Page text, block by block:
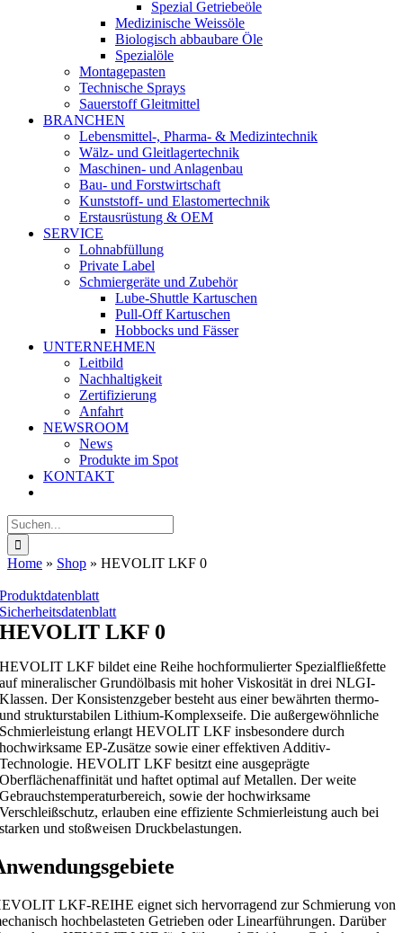
Spezial Getriebeöle
Medizinische Weissöle
Biologisch abbaubare Öle
Spezialöle
Montagepasten
Technische Sprays
Sauerstoff Gleitmittel
BRANCHEN
Lebensmittel-, Pharma- & Medizintechnik
Wälz- und Gleitlagertechnik
Maschinen- und Anlagenbau
Bau- und Forstwirtschaft
Kunststoff- und Elastomertechnik
Erstausrüstung & OEM
SERVICE
Lohnabfüllung
Private Label
Schmiergeräte und Zubehör
Lube-Shuttle Kartuschen
Pull-Off Kartuschen
Hobbocks und Fässer
UNTERNEHMEN
Leitbild
Nachhaltigkeit
Zertifizierung
Anfahrt
NEWSROOM
News
Produkte im Spot
KONTAKT
Suche
nach:
Home » Shop » HEVOLIT LKF 0
Produktdatenblatt
Sicherheitsdatenblatt
HEVOLIT LKF 0
HEVOLIT LKF bildet eine Reihe hochformulierter Spezialfließfette
auf mineralischer Grundölbasis mit hoher Viskosität in drei NLGI-
Klassen. Der Konsistenzgeber besteht aus einer bewährten thermo-
und strukturstabilen Lithium-Komplexseife. Die außergewöhnliche
Schmierleistung erlangt HEVOLIT LKF insbesondere durch
hochwirksame EP-Zusätze sowie einer effektiven Additiv-
Technologie. HEVOLIT LKF besitzt eine ausgeprägte
Oberflächenaffinität und haftet optimal auf Metallen. Der weite
Gebrauchstemperaturbereich, sowie der hochwirksame
Verschleißschutz, erlauben eine effiziente Schmierleistung auch bei
starken und stoßweisen Druckbelastungen.
LKF-REIHE eignet sich hervorragend zur Schmierung von
hochbelasteten Getrieben oder Linearführungen. Darüber